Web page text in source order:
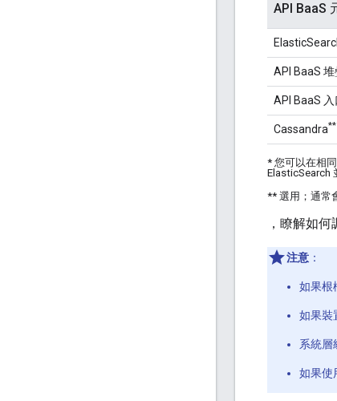
API BaaS
API BaaS 堆
API BaaS
Cassandra**
* 您可以在相
ElasticSearch
** 選用；通常
，瞭解如何
注意 ：
如果根
如果裝
系統層
如果使